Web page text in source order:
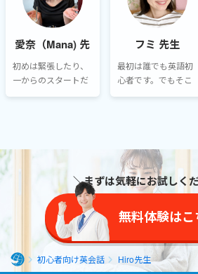
自信を持って英語で
伝えることができる
徒さんたちがいま
す。
愛奈（Mana) 先
生
初めは緊張したり、
一からのスタートだ
ます！
フミ 先生
最初は誰でも英語初
心者です。でもそこ
＼まずは気軽にお試しく
無料体験はこ
初心者向け英会話 Hiro先生